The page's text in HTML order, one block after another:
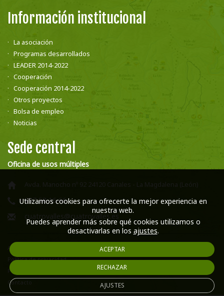
Información institucional
La asociación
Programas desarrollados
LEADER 2014-2022
Cooperación
Cooperación 2014-2022
Otros proyectos
Bolsa de empleo
Noticias
Sede central
Oficina de usos múltiples
Avda. Manocho nº 92 24120 Canales - La Magdalena (León)
987 58 16 66
cuatrovalles@cuatrovalles.es
Aviso legal
Política de privacidad
Política de cookies
Contacto
Utilizamos cookies para ofrecerte la mejor experiencia en
nuestra web.
Puedes aprender más sobre qué cookies utilizamos o
desactivarlas en los ajustes.
ACEPTAR
RECHAZAR
AJUSTES